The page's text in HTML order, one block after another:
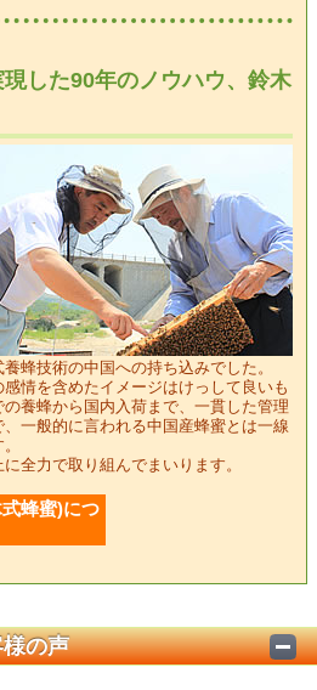
した90年のノウハウ、鈴木
蜂技術の中国への持ち込みでした。
情を含めたイメージはけっして良いも
養蜂から国内入荷まで、一貫した管理
一般的に言われる中国産蜂蜜とは一線
全力で取り組んでまいります。
蜂蜜)につ
の声